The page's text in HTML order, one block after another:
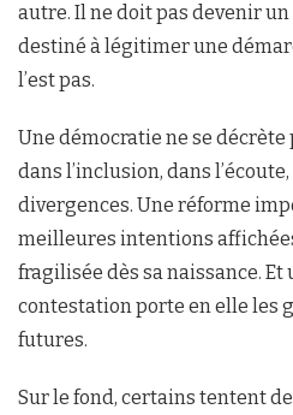
autre. Il ne doit pas devenir
destiné à légitimer une
l’est pas.
Une démocratie ne se
dans l’inclusion, dans
divergences. Une réforme
meilleures intentions
fragilisée dès sa naissance.
contestation porte en elle les
futures.
Sur le fond, certains tentent